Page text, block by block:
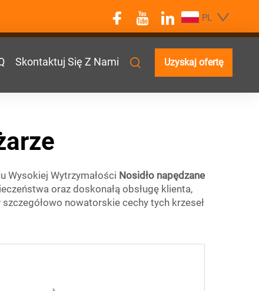
PL
Skontaktuj Się Z Nami Uzyskaj ofertę
Wysokiej Wytrzymałości Nosidło napędzane
oraz doskonałą obsługę klienta,
nowatorskie cechy tych krzeseł